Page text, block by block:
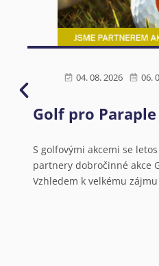
04. 08. 2026 06.
Golf pro Paraple
S golfovými akcemi se
partnery dobročinné akce
Vzhledem k velkému